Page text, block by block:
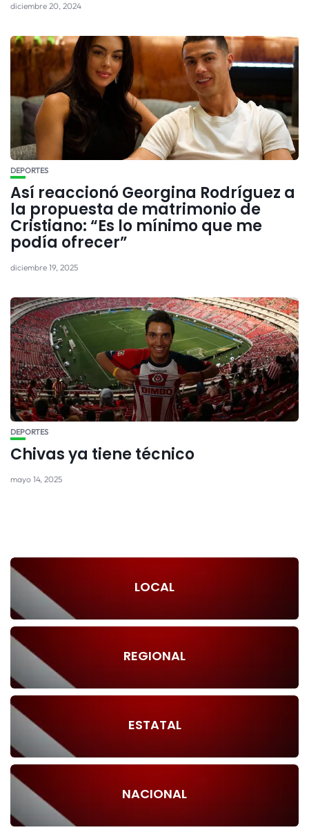
diciembre 20, 2024
DEPORTES
Así reaccionó Georgina Rodríguez a
la propuesta de matrimonio de
Cristiano: “Es lo mínimo que me
podía ofrecer”
diciembre 19, 2025
DEPORTES
Chivas ya tiene técnico
mayo 14, 2025
LOCAL
REGIONAL
ESTATAL
NACIONAL